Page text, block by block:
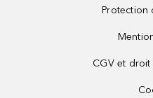
Protection
CGV et